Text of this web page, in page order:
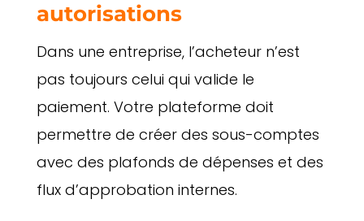
autorisations
Dans une entreprise, l’acheteur n’est
pas toujours celui qui valide le
paiement. Votre plateforme doit
permettre de créer des sous-comptes
avec des plafonds de dépenses et des
flux d’approbation internes.